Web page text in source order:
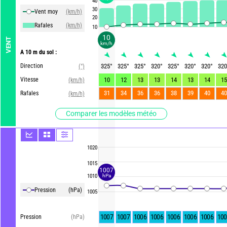
VENT
Vent moy
(km/h)
Rafales
(km/h)
A 10 m du sol :
Direction
(°)
Vitesse
(km/h)
Rafales
(km/h)
Comparer les modèles météo
Pression (hPa)
Pression (hPa)
30
20
10
1020
1015
1010
1005
325° 325° 325° 320° 325° 320° 320°
320
10
12 13 13 14 13 14
15
31
34 36 36 38 39 40 40
1007 1007 1006 1006 1006 1006 1006
10
km/h
1007
hPa